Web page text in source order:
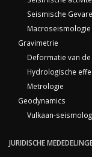
Seismische
Macroseismologie
Gravimetrie
Deformatie van
Hydrologische
Metrologie
Geodynamics
Vulkaan-
JURIDISCHE